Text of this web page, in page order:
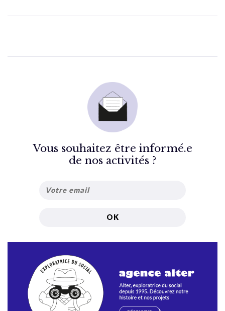
Vous souhaitez être informé.e
de nos activités ?